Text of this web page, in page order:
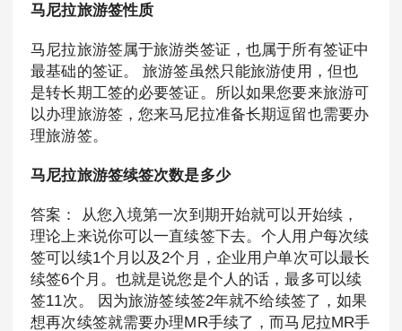
马尼拉旅游签性质
马尼拉旅游签属于旅游类签证，也属于所有签证中
最基础的签证。 旅游签虽然只能旅游使用，但也
是转长期工签的必要签证。所以如果您要来旅游可
以办理旅游签，您来马尼拉准备长期逗留也需要办
理旅游签。
马尼拉旅游签续签次数是多少
答案： 从您入境第一次到期开始就可以开始续，
理论上来说你可以一直续签下去。个人用户每次续
签可以续1个月以及2个月，企业用户单次可以最长
续签6个月。也就是说您是个人的话，最多可以续
签11次。 因为旅游签续签2年就不给续签了，如果
想再次续签就需要办理MR手续了，而马尼拉MR手